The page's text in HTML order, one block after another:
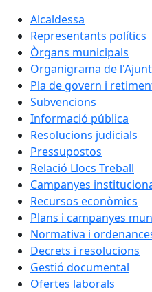
Alcaldessa
Representants polítics
Òrgans municipals
Organigrama de
Pla de govern i
Subvencions
Informació pública
Resolucions judicials
Pressupostos
Relació Llocs Treball
Campanyes
Recursos econòmics
Plans i campanyes
Normativa i
Decrets i resolucions
Gestió documental
Ofertes laborals